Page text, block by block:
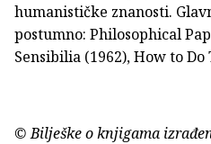
humanističke znanosti.
postumno: Philosophical
Sensibilia (1962), How to
© Bilješke o knjigama